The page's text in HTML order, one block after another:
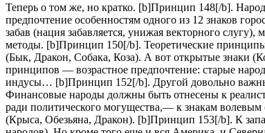
Теперь о том же, но кратко. [b]Принцип 148[/b].
предпочтение особенностям одного из 12 знаков
забав (нация забавляется, унижая векторного
методы. [b]Принцип 150[/b]. Теоретические принципы
(Бык, Дракон, Собака, Коза). А вот открытые знаки
принципов — возрастное предпочтение: старые
индусы… [b]Принцип 152[/b]. Другой довольно
Финансовые народы должны быть отнесены к
ради политического могущества,— к знакам
(Крыса, Обезьяна, Дракон). [b]Принцип 153[/b]. К